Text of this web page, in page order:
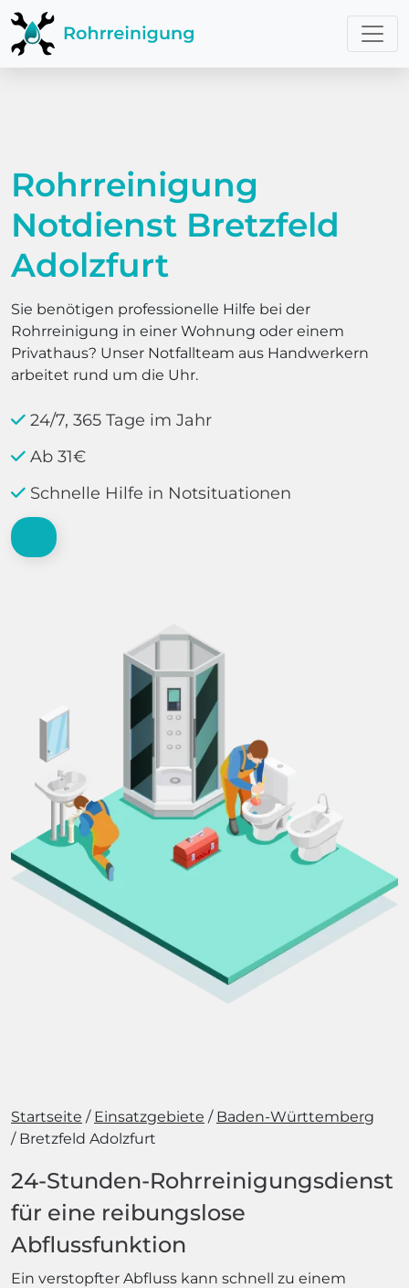
Rohrreinigung
Notdienst Bretzfeld
Adolzfurt
Sie benötigen professionelle Hilfe bei der
Rohrreinigung in einer Wohnung oder einem
Privathaus? Unser Notfallteam aus Handwerkern
arbeitet rund um die Uhr.
24/7, 365 Tage im Jahr
Ab 31€
Schnelle Hilfe in Notsituationen
Startseite Einsatzgebiete
Baden-Württemberg
Bretzfeld Adolzfurt
24-Stunden-Rohrreinigungsdienst
für eine reibungslose
Abflussfunktion
Ein verstopfter Abfluss kann schnell zu einem